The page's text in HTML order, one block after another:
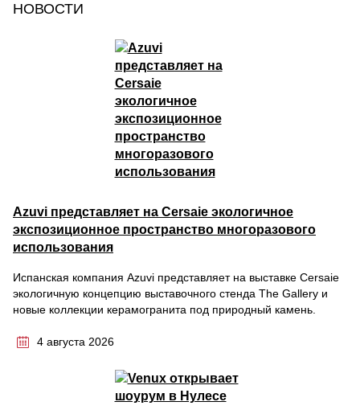
НОВОСТИ
Azuvi представляет на Cersaie экологичное
экспозиционное пространство многоразового
использования
Испанская компания Azuvi представляет на выставке Cersaie
экологичную концепцию выставочного стенда The Gallery и
новые коллекции керамогранита под природный камень.
4 августа 2026